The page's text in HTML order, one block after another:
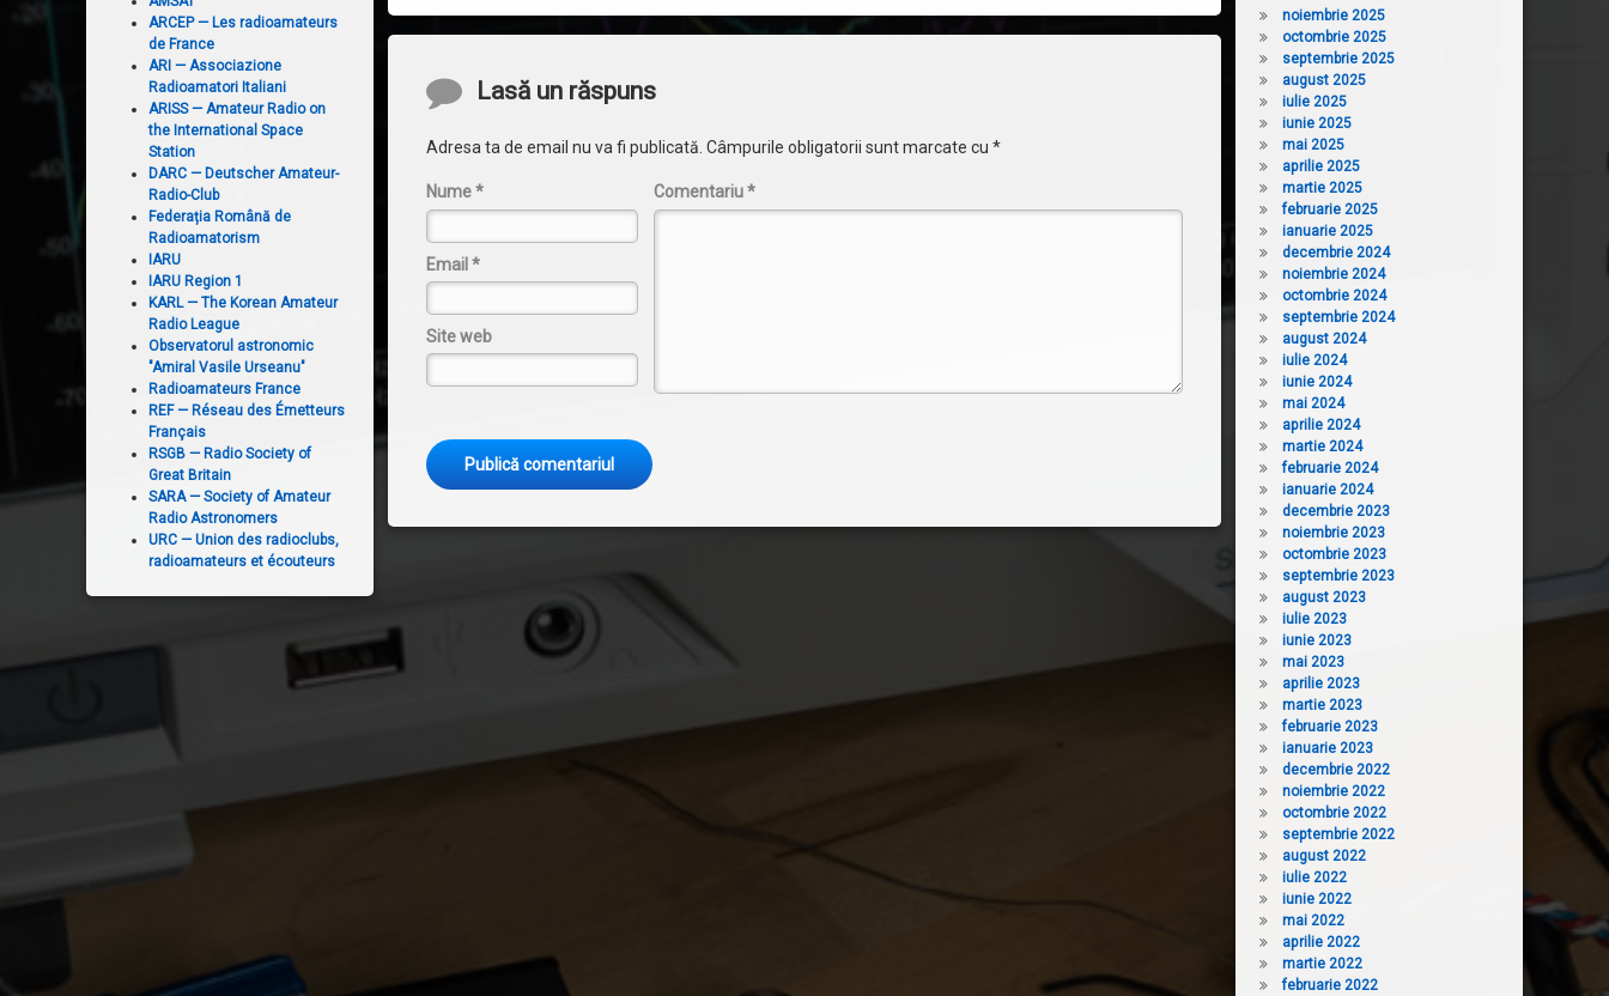
Comentarii
Lasă un răspuns
Adresa ta de email nu va fi publicată. Câmpurile obligatorii sunt marcate cu *
Comentariu*
Nume*
Email*
Site web
ARCEP — Les radioamateurs
de France
ARI — Associazione
Radioamatori Italiani
ARISS — Amateur Radio on
the International Space
Station
DARC — Deutscher Amateur-
Radio-Club
Federația Română de
Radioamatorism
IARU
IARU Region 1
KARL — The Korean Amateur
Radio League
Observatorul astronomic
"Amiral Vasile Urseanu"
Radioamateurs France
REF — Réseau des Émetteurs
Français
RSGB — Radio Society of
Great Britain
SARA — Society of Amateur
Radio Astronomers
URC — Union des radioclubs,
radioamateurs et écouteurs
noiembrie 2025
octombrie 2025
septembrie 2025
august 2025
iulie 2025
iunie 2025
mai 2025
aprilie 2025
martie 2025
februarie 2025
ianuarie 2025
decembrie 2024
noiembrie 2024
octombrie 2024
septembrie 2024
august 2024
iulie 2024
iunie 2024
mai 2024
aprilie 2024
martie 2024
februarie 2024
ianuarie 2024
decembrie 2023
noiembrie 2023
octombrie 2023
septembrie 2023
august 2023
iulie 2023
iunie 2023
mai 2023
aprilie 2023
martie 2023
februarie 2023
ianuarie 2023
decembrie 2022
noiembrie 2022
octombrie 2022
septembrie 2022
august 2022
iulie 2022
iunie 2022
mai 2022
aprilie 2022
martie 2022
februarie 2022